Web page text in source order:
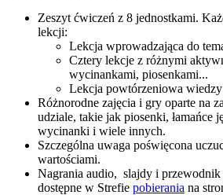
Zeszyt ćwiczeń z 8 jednostkami.
lekcji:
Lekcja wprowadzająca do
Cztery lekcje z różnymi
wycinankami, piosenkami...
Lekcja powtórzeniowa wiedzy
Różnorodne zajęcia i gry oparte na
udziale, takie jak piosenki, łamańce
wycinanki i wiele innych.
Szczególna uwaga poświęcona
wartościami.
Nagrania audio, slajdy i przewodnik
dostępne w Strefie pobierania na